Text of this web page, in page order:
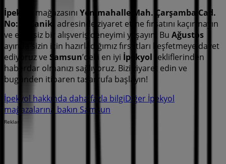
İpekyol
mağazasını Yenimahalle Mah. Çarşamba Cad.
No:52 Canik, adresinde ziyaret etme fırsatını kaçırmayın
ve eksiksiz bir alışveriş deneyimi yaşayın. Bu Ağustos
ayında sizin için hazırladığımız fırsatları keşfetmeye davet
ediyoruz ve Samsun’deki en iyi İpekyol tekliflerinden
haberdar olmanızı sağlıyoruz. Bizi ziyaret edin ve
bugünden itibaren tasarrufa başlayın!
İpekyol hakkında daha fazla bilgiDiğer İpekyol
mağazalarına bakın Samsun
Reklam